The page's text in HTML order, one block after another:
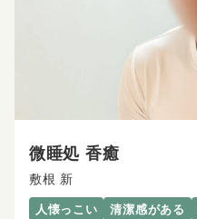
微睡処 香癒
敷根 新
人懐っこい 清潔感がある